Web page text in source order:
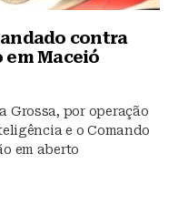
contra
em Maceió
Grossa, por operação
e o Comando
em aberto